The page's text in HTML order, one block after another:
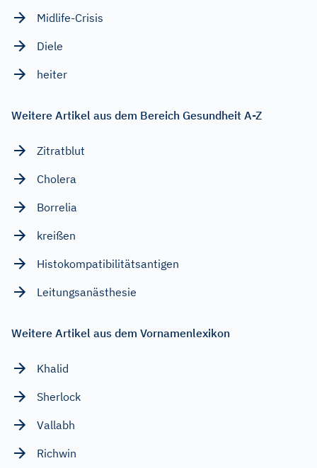
Midlife-Crisis
Diele
heiter
Weitere Artikel aus dem Bereich Gesundheit A-Z
Zitratblut
Cholera
Borrelia
kreißen
Histokompatibilitätsantigen
Leitungsanästhesie
Weitere Artikel aus dem Vornamenlexikon
Khalid
Sherlock
Vallabh
Richwin